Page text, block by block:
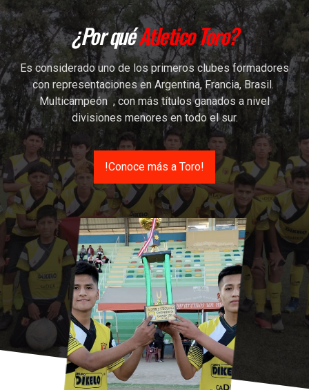
¿Por quéAtletico Toro?
Es considerado uno de los primeros clubes formadores
con representaciones en Argentina, Francia, Brasil.
Multicampeón , con más títulos ganados a nivel
divisiones menores en todo el sur.
!Conoce más a Toro!